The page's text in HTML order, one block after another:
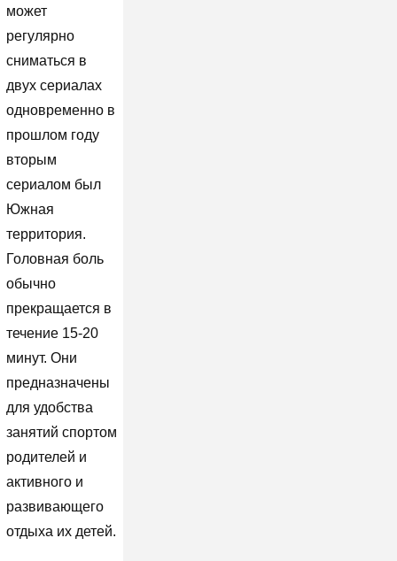
может
регулярно
сниматься в
двух сериалах
одновременно в
прошлом году
вторым
сериалом был
Южная
территория.
Головная боль
обычно
прекращается в
течение 15-20
минут. Они
предназначены
для удобства
занятий спортом
родителей и
активного и
развивающего
отдыха их детей.